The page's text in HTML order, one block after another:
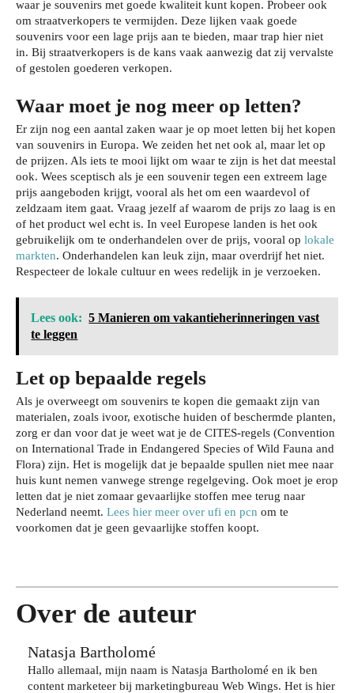
waar je souvenirs met goede kwaliteit kunt kopen. Probeer ook
om straatverkopers te vermijden. Deze lijken vaak goede
souvenirs voor een lage prijs aan te bieden, maar trap hier niet
in. Bij straatverkopers is de kans vaak aanwezig dat zij vervalste
of gestolen goederen verkopen.
Waar moet je nog meer op letten?
Er zijn nog een aantal zaken waar je op moet letten bij het kopen
van souvenirs in Europa. We zeiden het net ook al, maar let op
de prijzen. Als iets te mooi lijkt om waar te zijn is het dat meestal
ook. Wees sceptisch als je een souvenir tegen een extreem lage
prijs aangeboden krijgt, vooral als het om een waardevol of
zeldzaam item gaat. Vraag jezelf af waarom de prijs zo laag is en
of het product wel echt is. In veel Europese landen is het ook
gebruikelijk om te onderhandelen over de prijs, vooral op lokale
markten. Onderhandelen kan leuk zijn, maar overdrijf het niet.
Respecteer de lokale cultuur en wees redelijk in je verzoeken.
Lees ook: 5 Manieren om vakantieherinneringen vast
te leggen
Let op bepaalde regels
Als je overweegt om souvenirs te kopen die gemaakt zijn van
materialen, zoals ivoor, exotische huiden of beschermde planten,
zorg er dan voor dat je weet wat je de CITES-regels (Convention
on International Trade in Endangered Species of Wild Fauna and
Flora) zijn. Het is mogelijk dat je bepaalde spullen niet mee naar
huis kunt nemen vanwege strenge regelgeving. Ook moet je erop
letten dat je niet zomaar gevaarlijke stoffen mee terug naar
Nederland neemt. Lees hier meer over ufi en pcn om te
voorkomen dat je geen gevaarlijke stoffen koopt.
Over de auteur
Natasja Bartholomé
Hallo allemaal, mijn naam is Natasja Bartholomé en ik ben
content marketeer bij marketingbureau Web Wings. Het is hier
Zo
bes
che
rm
je
rkle
ur
lan
met
de
Da
gje
am:
zo
bel
je
de
Je
wo
nin
g
bev
eili
en
inbr
aak
zon
der
in
Wat
je
har
cho
n
gen
ove
r